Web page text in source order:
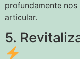
profundamente
articular.
5.